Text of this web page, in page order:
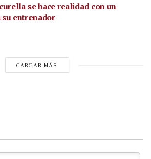
se hace realidad con un
entrenador
CARGAR MÁS